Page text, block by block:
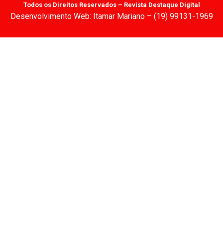
Todos os Direitos Reservados – Revista Destaque Digital
Desenvolvimento Web: Itamar Mariano – (19) 99131-1969